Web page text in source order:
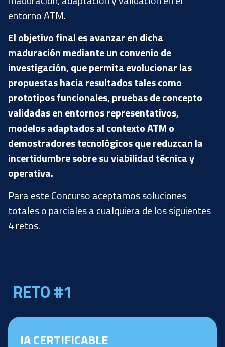
entorno ATM.
El objetivo final es avanzar en dicha
maduración mediante un convenio de
investigación, que permita evolucionar las
propuestas hacia resultados tales como
prototipos funcionales, pruebas de concepto
validadas en entornos representativos,
modelos adaptados al contexto ATM o
demostradores tecnológicos que reduzcan la
incertidumbre sobre su viabilidad técnica y
operativa.
Para este Concurso aceptamos soluciones
totales o parciales a cualquiera de los siguientes
4 retos.
RETO #1
IA CERTIFICABLE